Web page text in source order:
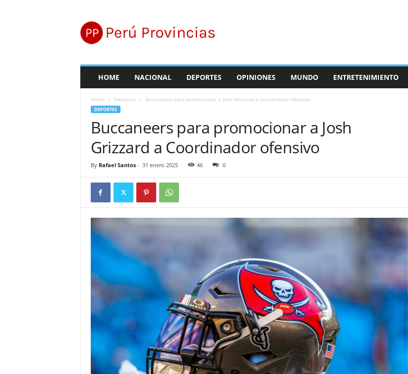
r
ú
HOME NACIONAL DEPORTES OPINIONES MUNDO ENTRETENIMIENTO
Home Deportes Buccaneers para promocionar a Josh Grizzard a Coordinador ofensivo
DEPORTES
Buccaneers para promocionar a Josh
Grizzard a Coordinador ofensivo
By Rafael Santos- 31 enero 2025 46 0